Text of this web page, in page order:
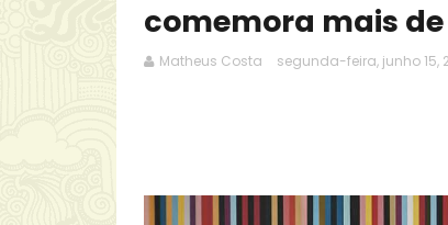
comemora mais
Matheus Costa segunda-feira, junho 15,